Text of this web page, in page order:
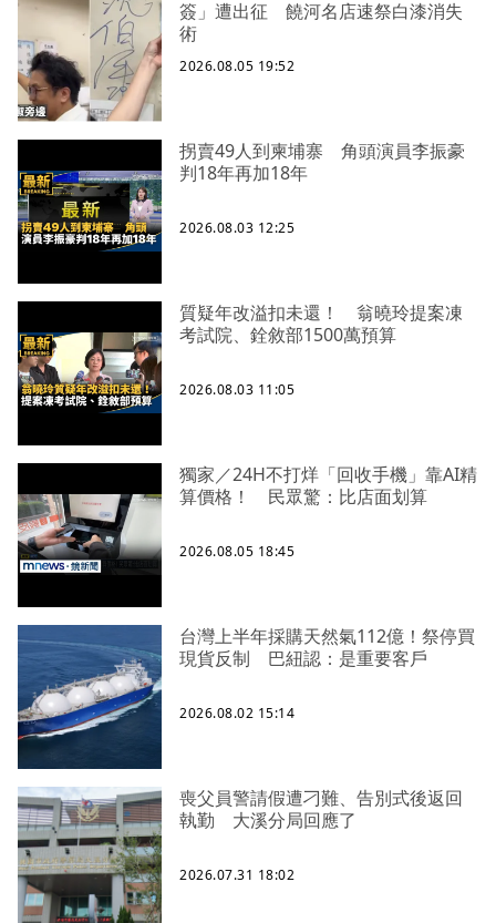
簽」遭出征 饒河名店速祭白漆消失
術
2026.08.05 19:52
拐賣49人到柬埔寨 角頭演員李振豪
判18年再加18年
2026.08.03 12:25
質疑年改溢扣未還！ 翁曉玲提案凍
考試院、銓敘部1500萬預算
2026.08.03 11:05
獨家／24H不打烊「回收手機」靠AI精
算價格！ 民眾驚：比店面划算
2026.08.05 18:45
台灣上半年採購天然氣112億！祭停買
現貨反制 巴紐認：是重要客戶
2026.08.02 15:14
喪父員警請假遭刁難、告別式後返回
執勤 大溪分局回應了
2026.07.31 18:02